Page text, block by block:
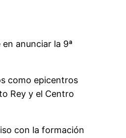
anunciar la 9ª
como epicentros
Rey y el Centro
con la formación